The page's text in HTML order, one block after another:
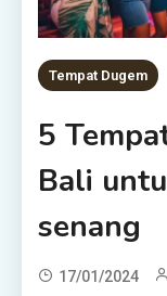
Tempat Dugem
5
Bali
senang
17/01/2024